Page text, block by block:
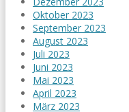
Oktober 2023
September 2023
August 2023
Juli 2023
Juni 2023
Mai 2023
April 2023
März 2023